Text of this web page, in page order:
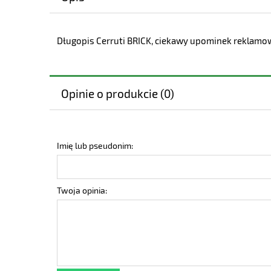
Długopis Cerruti BRICK, ciekawy upominek
Opinie o produkcie (0)
Imię lub pseudonim:
Twoja opinia: